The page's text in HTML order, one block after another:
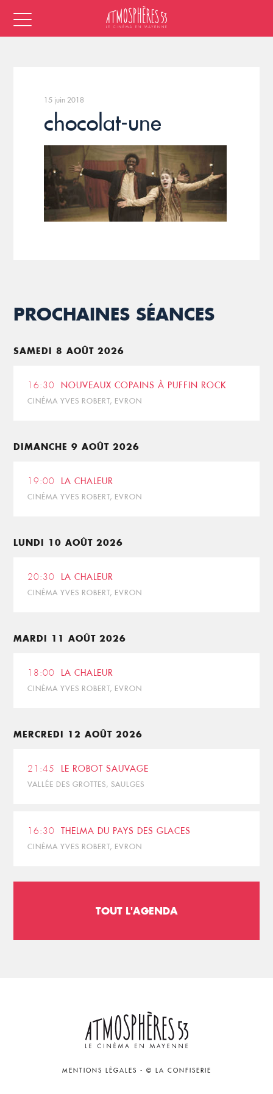
15 juin 2018
chocolat-une
PROCHAINES SÉANCES
SAMEDI 8 AOÛT 2026
16:30 NOUVEAUX COPAINS À PUFFIN ROCK
CINÉMA YVES ROBERT, EVRON
DIMANCHE 9 AOÛT 2026
19:00 LA CHALEUR
CINÉMA YVES ROBERT, EVRON
LUNDI 10 AOÛT 2026
20:30 LA CHALEUR
CINÉMA YVES ROBERT, EVRON
MARDI 11 AOÛT 2026
18:00 LA CHALEUR
CINÉMA YVES ROBERT, EVRON
MERCREDI 12 AOÛT 2026
21:45 LE ROBOT SAUVAGE
VALLÉE DES GROTTES, SAULGES
16:30 THELMA DU PAYS DES GLACES
CINÉMA YVES ROBERT, EVRON
TOUT L'AGENDA
MENTIONS LÉGALES - © LA CONFISERIE